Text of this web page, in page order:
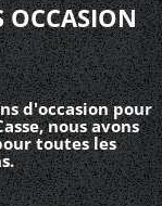
OCCASION
d'occasion pour
nous avons
toutes les